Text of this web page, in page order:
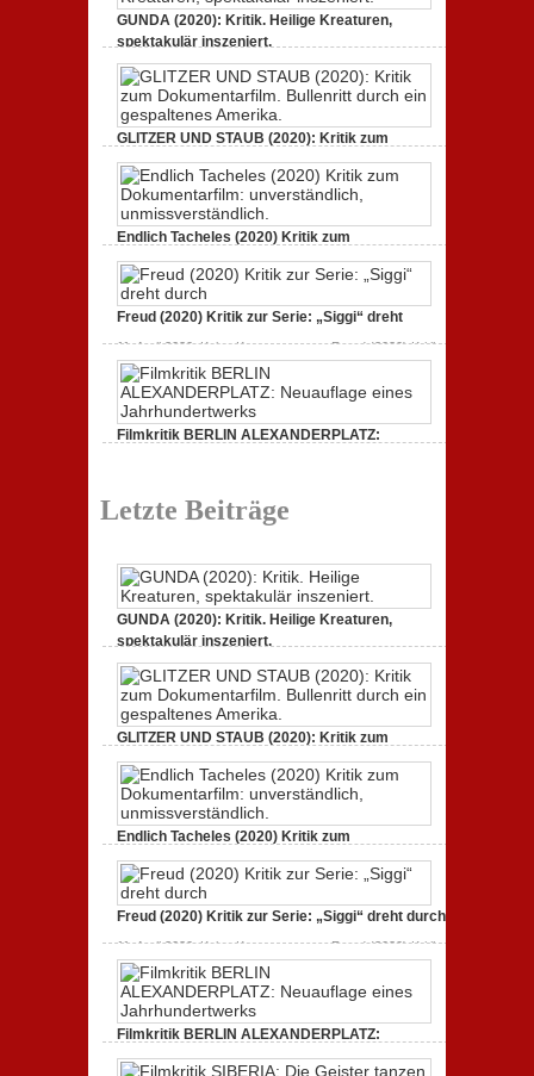
GUNDA (2020): Kritik. Heilige Kreaturen,
spektakulär inszeniert.
21. April 2021,Keine Kommentare zu GUNDA (2020):
Kritik. Heilige Kreaturen, spektakulär inszeniert.
GLITZER UND STAUB (2020): Kritik zum
Dokumentarfilm.
3. Oktober 2020,Keine Kommentarezu GLITZER UND
STAUB (2020): Kritik zum Dokumentarfilm. Bullenritt
durch ein gespaltenes Amerika.
Endlich Tacheles (2020) Kritik zum
Dokumentarfilm: unverständlich,
19. Mai 2020,Keine Kommentare
zu Endlich Tacheles
(2020) Kritik zum Dokumentarfilm: unverständlich,
unmissverständlich.
Freud (2020) Kritik zur Serie: „Siggi“ dreht
11. April 2020,Keine Kommentarezu Freud (2020) Kritik
zur Serie: „Siggi“ dreht durch
Filmkritik BERLIN ALEXANDERPLATZ:
ALEXANDERPLATZ: Neuauflage eines
Jahrhundertwerks
Letzte Beiträge
GUNDA (2020): Kritik. Heilige Kreaturen,
spektakulär inszeniert.
21. April 2021,Keine Kommentare zu GUNDA (2020):
Kritik. Heilige Kreaturen, spektakulär inszeniert.
GLITZER UND STAUB (2020): Kritik zum
Dokumentarfilm. Bullenritt durch ein
gespaltenes Amerika.
3. Oktober 2020,Keine Kommentare
STAUB (2020): Kritik zum Dokumentarfilm. Bullenritt
durch ein gespaltenes Amerika.
Endlich Tacheles (2020) Kritik zum
Dokumentarfilm: unverständlich,
unmissverständlich.
19. Mai 2020,Keine Kommentarezu Endlich Tacheles
(2020) Kritik zum Dokumentarfilm: unverständlich,
Freud (2020) Kritik zur Serie: „Siggi“ dreht durch
11. April 2020,Keine Kommentarezu Freud (2020) Kritik
zur Serie: „Siggi“ dreht durch
Filmkritik BERLIN ALEXANDERPLATZ:
Neuauflage eines Jahrhundertwerks